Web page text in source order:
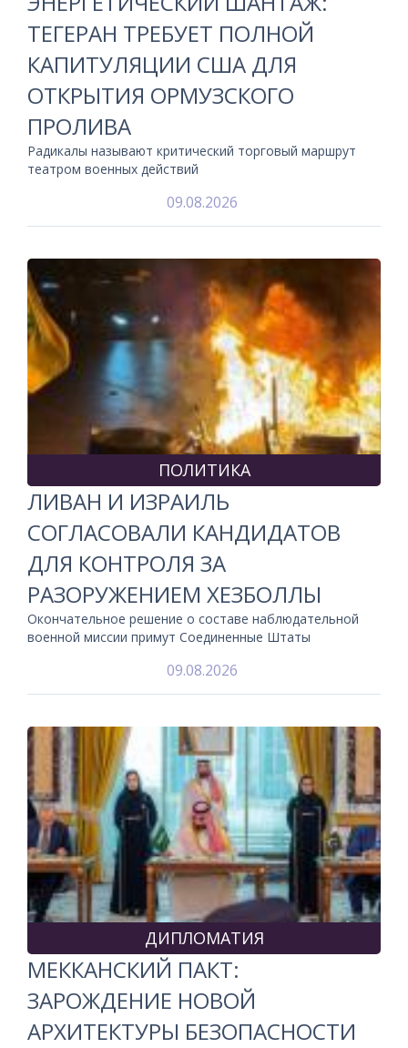
ТЕГЕРАН ТРЕБУЕТ ПОЛНОЙ
КАПИТУЛЯЦИИ США ДЛЯ
ОТКРЫТИЯ ОРМУЗСКОГО
ПРОЛИВА
Радикалы называют критический торговый маршрут
театром военных действий
09.08.2026
ПОЛИТИКА
ЛИВАН И ИЗРАИЛЬ
СОГЛАСОВАЛИ КАНДИДАТОВ
ДЛЯ КОНТРОЛЯ ЗА
РАЗОРУЖЕНИЕМ ХЕЗБОЛЛЫ
Окончательное решение о составе наблюдательной
военной миссии примут Соединенные Штаты
09.08.2026
ДИПЛОМАТИЯ
МЕККАНСКИЙ ПАКТ:
ЗАРОЖДЕНИЕ НОВОЙ
АРХИТЕКТУРЫ БЕЗОПАСНОСТИ